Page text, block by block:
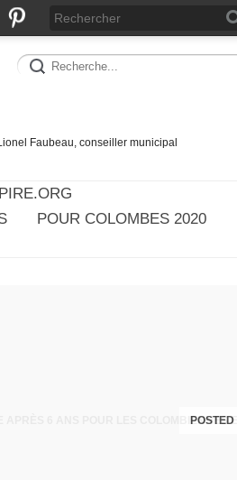
Faubeau, conseiller municipal
POUR COLOMBES 2020